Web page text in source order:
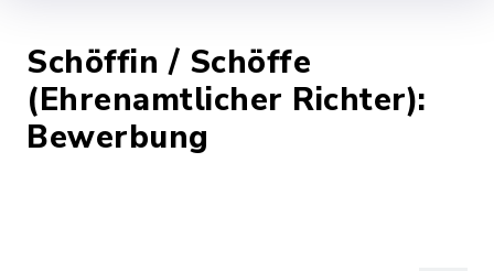
Schöffin / Schöffe
(Ehrenamtlicher Richter):
Bewerbung